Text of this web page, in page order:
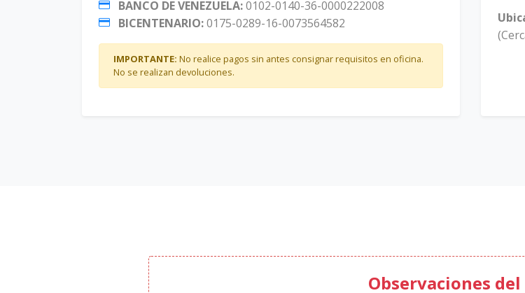
BANCO DE VENEZUELA:0102-0140-36-0000222008
BICENTENARIO:0175-0289-16-0073564582
IMPORTANTE: No realice pagos sin antes consignar requisitos en oficina.
No se realizan devoluciones.
Observaciones del